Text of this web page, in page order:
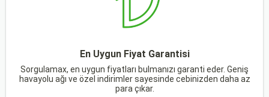
En Uygun Fiyat Garantisi
Sorgulamax, en uygun fiyatları bulmanızı garanti eder. Geniş
havayolu ağı ve özel indirimler sayesinde cebinizden daha az
para çıkar.